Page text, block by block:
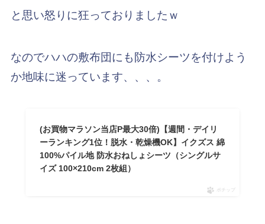
と思い怒りに狂っておりましたｗ
なのでハハの敷布団にも防水シーツを付けよう
か地味に迷っています、、、。
(お買物マラソン当店P最大30倍)【週間・デイリ
ーランキング1位！脱水・乾燥機OK】イクズス 綿
100%パイル地 防水おねしょシーツ（シングルサ
イズ 100×210cm 2枚組）
ポチップ